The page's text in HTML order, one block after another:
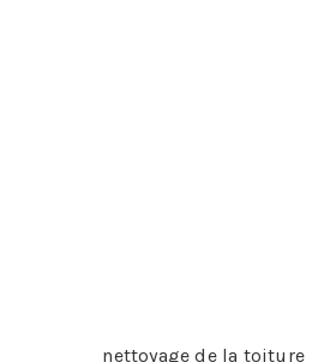
nettoyage de la toiture